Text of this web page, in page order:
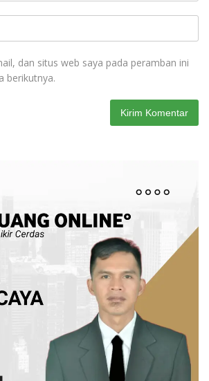
dan situs web saya pada peramban ini
berikutnya.